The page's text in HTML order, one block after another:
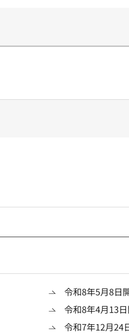
令和8年5月8
令和8年4月13
令和7年12月